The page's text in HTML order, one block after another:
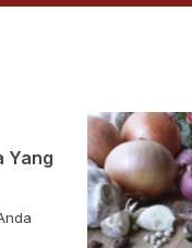
Yang